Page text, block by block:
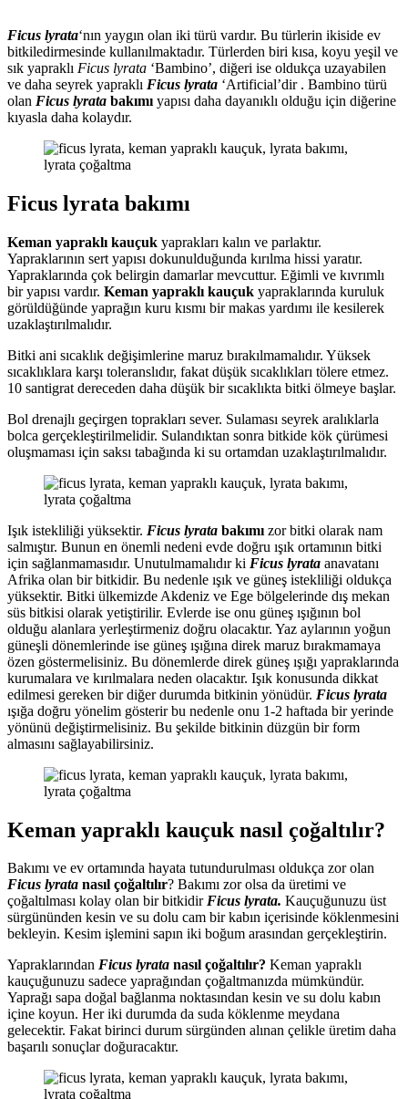
Ficus lyrata‘nın yaygın olan iki türü vardır. Bu türlerin ikiside ev
bitkiledirmesinde kullanılmaktadır. Türlerden biri kısa, koyu yeşil ve
sık yapraklı Ficus lyrata ‘Bambino’, diğeri ise oldukça uzayabilen
ve daha seyrek yapraklı Ficus lyrata ‘Artificial’dir . Bambino türü
olan Ficus lyrata bakımı yapısı daha dayanıklı olduğu için diğerine
kıyasla daha kolaydır.
Ficus lyrata bakımı
Keman yapraklı kauçuk yaprakları kalın ve parlaktır.
Yapraklarının sert yapısı dokunulduğunda kırılma hissi yaratır.
Yapraklarında çok belirgin damarlar mevcuttur. Eğimli ve kıvrımlı
bir yapısı vardır. Keman yapraklı kauçuk yapraklarında kuruluk
görüldüğünde yaprağın kuru kısmı bir makas yardımı ile kesilerek
uzaklaştırılmalıdır.
Bitki ani sıcaklık değişimlerine maruz bırakılmamalıdır. Yüksek
sıcaklıklara karşı toleranslıdır, fakat düşük sıcaklıkları tölere etmez.
10 santigrat dereceden daha düşük bir sıcaklıkta bitki ölmeye başlar.
Bol drenajlı geçirgen toprakları sever. Sulaması seyrek aralıklarla
bolca gerçekleştirilmelidir. Sulandıktan sonra bitkide kök çürümesi
oluşmaması için saksı tabağında ki su ortamdan uzaklaştırılmalıdır.
Işık istekliliği yüksektir. Ficus lyrata bakımı zor bitki olarak nam
salmıştır. Bunun en önemli nedeni evde doğru ışık ortamının bitki
için sağlanmamasıdır. Unutulmamalıdır ki Ficus lyrata anavatanı
Afrika olan bir bitkidir. Bu nedenle ışık ve güneş istekliliği oldukça
yüksektir. Bitki ülkemizde Akdeniz ve Ege bölgelerinde dış mekan
süs bitkisi olarak yetiştirilir. Evlerde ise onu güneş ışığının bol
olduğu alanlara yerleştirmeniz doğru olacaktır. Yaz aylarının yoğun
güneşli dönemlerinde ise güneş ışığına direk maruz bırakmamaya
özen göstermelisiniz. Bu dönemlerde direk güneş ışığı yapraklarında
kurumalara ve kırılmalara neden olacaktır. Işık konusunda dikkat
edilmesi gereken bir diğer durumda bitkinin yönüdür. Ficus lyrata
ışığa doğru yönelim gösterir bu nedenle onu 1-2 haftada bir yerinde
yönünü değiştirmelisiniz. Bu şekilde bitkinin düzgün bir form
almasını sağlayabilirsiniz.
Keman yapraklı kauçuk nasıl çoğaltılır?
Bakımı ve ev ortamında hayata tutundurulması oldukça zor olan
Ficus lyrata nasıl çoğaltılır? Bakımı zor olsa da üretimi ve
çoğaltılması kolay olan bir bitkidirFicus lyrata. Kauçuğunuzu üst
sürgününden kesin ve su dolu cam bir kabın içerisinde köklenmesini
bekleyin. Kesim işlemini sapın iki boğum arasından gerçekleştirin.
Yapraklarından Ficus lyrata nasıl çoğaltılır? Keman yapraklı
kauçuğunuzu sadece yaprağından çoğaltmanızda mümkündür.
Yaprağı sapa doğal bağlanma noktasından kesin ve su dolu kabın
içine koyun. Her iki durumda da suda köklenme meydana
gelecektir. Fakat birinci durum sürgünden alınan çelikle üretim daha
başarılı sonuçlar doğuracaktır.